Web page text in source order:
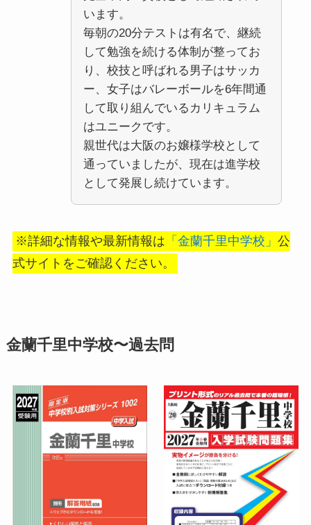
います。
毎朝の20分テストは有名で、継続
して勉強を続ける体制が整ってお
り、校技と呼ばれる男子はサッカ
ー、女子はバレーボールを6年間通
して取り組んでいるカリキュラム
はユニークです。
親世代は大阪のお嬢様学校として
通っていましたが、現在は進学校
として発展し続けています。
※詳細な情報や最新情報は 「金蘭千里中学校」公
式サイトをご確認ください。
金蘭千里中学校〜過去問